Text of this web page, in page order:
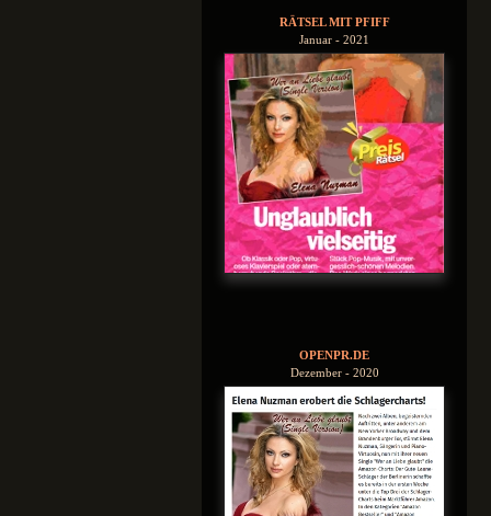
RÄTSEL MIT PFIFF
Januar - 2021
OPENPR.DE
Dezember - 2020